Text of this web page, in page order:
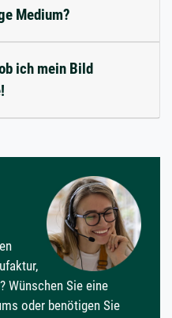
Medium?
ich mein Bild
Wünschen Sie eine
oder benötigen Sie